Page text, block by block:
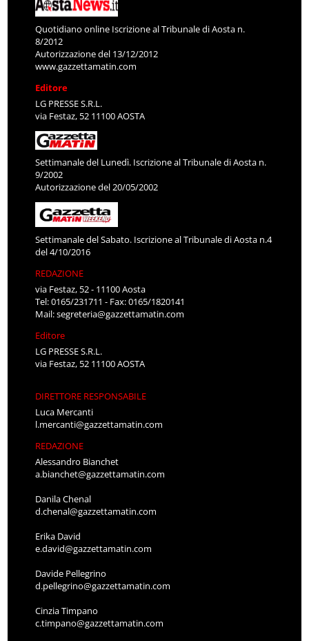
Quotidiano online Iscrizione al Tribunale di Aosta n.
8/2012
Autorizzazione del 13/12/2012
www.gazzettamatin.com
Editore
LG PRESSE S.R.L.
via Festaz, 52 11100 AOSTA
Settimanale del Lunedì. Iscrizione al Tribunale di Aosta n.
9/2002
Autorizzazione del 20/05/2002
Settimanale del Sabato. Iscrizione al Tribunale di Aosta n.4
del 4/10/2016
REDAZIONE
via Festaz, 52 - 11100 Aosta
Tel: 0165/231711 - Fax: 0165/1820141
Mail:segreteria@gazzettamatin.com
Editore
LG PRESSE S.R.L.
via Festaz, 52 11100 AOSTA
DIRETTORE RESPONSABILE
Luca Mercanti
l.mercanti@gazzettamatin.com
REDAZIONE
Alessandro Bianchet
a.bianchet@gazzettamatin.com
Danila Chenal
d.chenal@gazzettamatin.com
Erika David
e.david@gazzettamatin.com
Davide Pellegrino
d.pellegrino@gazzettamatin.com
Cinzia Timpano
c.timpano@gazzettamatin.com